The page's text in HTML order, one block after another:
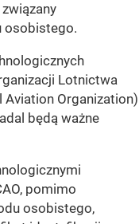
osobistego.
Lotnictwa
Aviation Organization)
będą ważne
pomimo
osobistego,